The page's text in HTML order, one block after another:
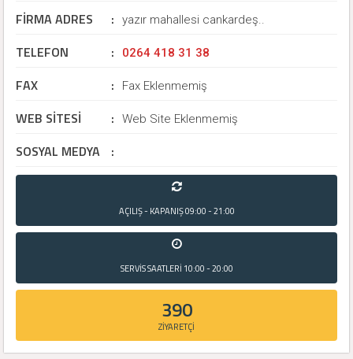
FİRMA ADRES : yazır mahallesi cankardeş..
TELEFON : 0264 418 31 38
FAX : Fax Eklenmemiş
WEB SİTESİ : Web Site Eklenmemiş
SOSYAL MEDYA :
AÇILIŞ - KAPANIŞ09:00 - 21:00
SERVİS SAATLERİ 10:00 - 20:00
390
ZİYARETÇİ